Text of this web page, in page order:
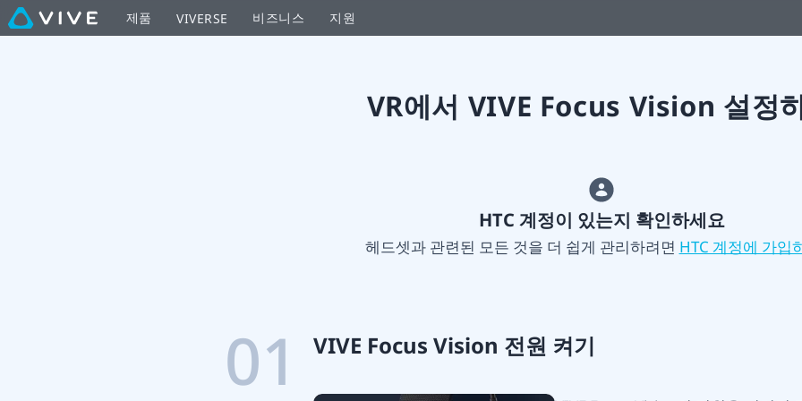
VR
제품 VIVERSE 비즈니스 지원
VR에서 VIVE Focus Vision 설정
HTC 계정이 있는지 확인하세요
헤드셋과 관련된 모든 것을 더 쉽게 관리하려면 HTC 계정에 가입
01 VIVE Focus Vision 전원 켜기